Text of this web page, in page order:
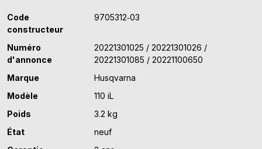
Code
constructeur
9705312‑03
Numéro
d'annonce
20221301025 / 20221301026 /
20221301085 / 20221100650
Marque
Husqvarna
Modèle
110 iL
Poids
3.2 kg
État
neuf